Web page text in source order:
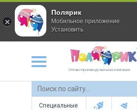
Оптово-производственная компания
Специальные
Полярик
Мобильное приложение
Установить